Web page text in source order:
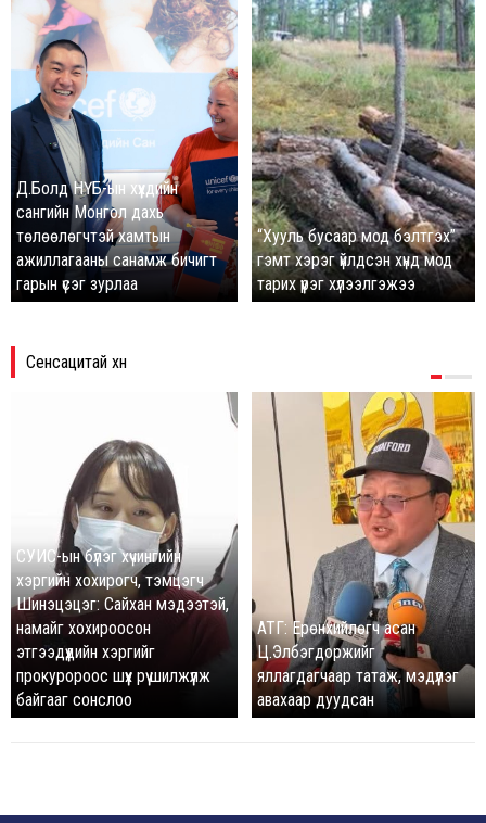
Д.Болд НҮБ-ын хүүхдийн
сангийн Монгол дахь
төлөөлөгчтэй хамтын
ажиллагааны санамж бичигт
гарын үсэг зурлаа
“Хууль бусаар мод бэлтгэх”
гэмт хэрэг үйлдсэн хүнд мод
тарих үүрэг хүлээлгэжээ
Сенсацитай хүн
СУИС-ын бүлэг хүчингийн
хэргийн хохирогч, тэмцэгч
Шинэцэцэг: Сайхан мэдээтэй,
намайг хохироосон
этгээдүүдийн хэргийг
прокуророос шүүх рүү шилжүүлж
байгааг сонслоо
АТГ: Ерөнхийлөгч асан
Ц.Элбэгдоржийг
яллагдагчаар татаж, мэдүүлэг
авахаар дуудсан